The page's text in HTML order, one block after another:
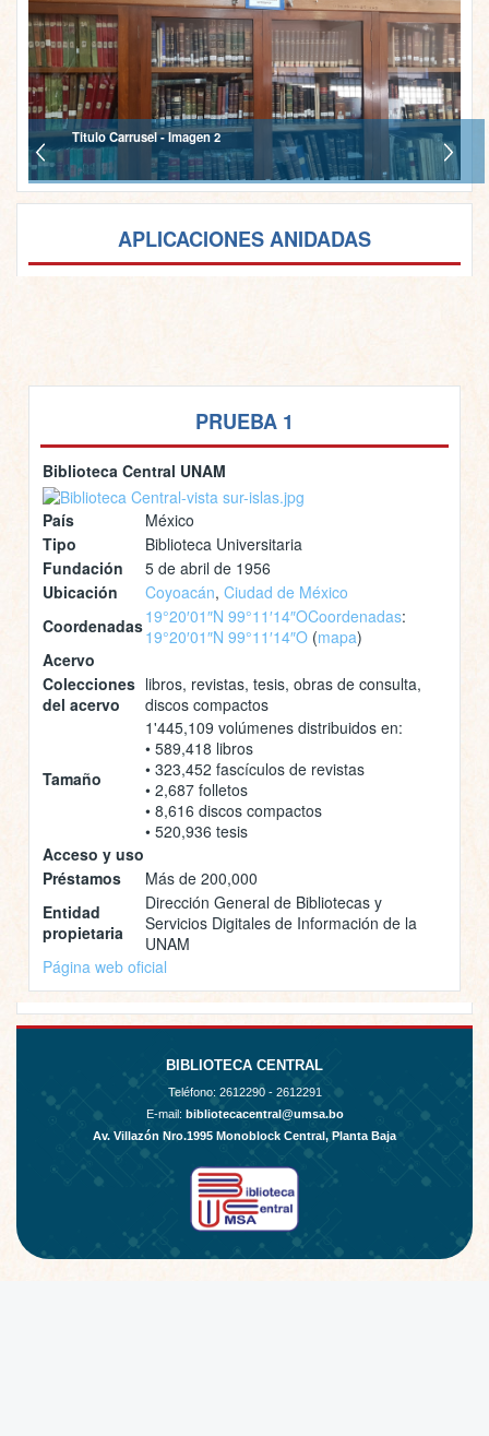
Titulo Carrusel - Imagen 2
APLICACIONES ANIDADAS
PRUEBA 1
Biblioteca Central UNAM
País
México
Tipo
Biblioteca Universitaria
Fundación
5 de abril de 1956
Ubicación
Coyoacán, Ciudad de México
Coordenadas19°20′01″N 99°11′14″OCoordenadas:
19°20′01″N 99°11′14″O (mapa)
Acervo
Colecciones
del acervo
libros, revistas, tesis, obras de consulta,
discos compactos
Tamaño
1'445,109 volúmenes distribuidos en:
• 589,418 libros
• 323,452 fascículos de revistas
• 2,687 folletos
• 8,616 discos compactos
• 520,936 tesis
Acceso y uso
Préstamos
Más de 200,000
Entidad
propietaria
Dirección General de Bibliotecas y
Servicios Digitales de Información de la
UNAM
Página web oficial
BIBLIOTECA CENTRAL
Teléfono: 2612290 - 2612291
E-mail: bibliotecacentral@umsa.bo
Av. Villazón Nro.1995 Monoblock Central, Planta Baja